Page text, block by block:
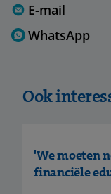
E-mail
WhatsApp
Ook
'We moeten
financiële